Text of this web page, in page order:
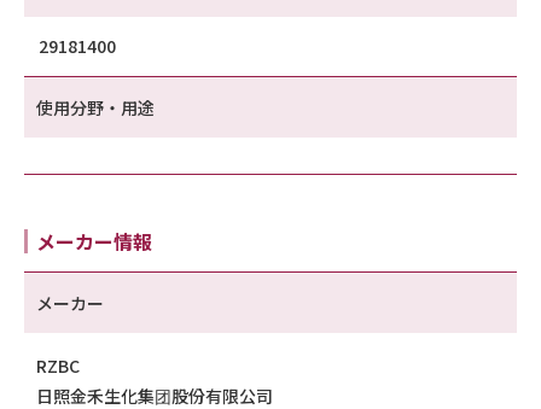
29181400
使用分野・用途
メーカー情報
メーカー
RZBC
日照金禾生化集团股份有限公司